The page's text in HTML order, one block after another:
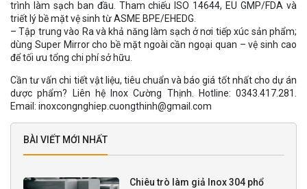
trình làm sạch ban đầu. Tham chiếu ISO 14644, EU GMP/FDA và
triết lý bề mặt vệ sinh từ ASME BPE/EHEDG.
– Tập trung vào Ra và khả năng làm sạch ở nơi tiếp xúc sản phẩm;
dùng Super Mirror cho bề mặt ngoài cần ngoại quan – vệ sinh cao
để tối ưu tổng chi phí sở hữu.
Cần tư vấn chi tiết vật liệu, tiêu chuẩn và báo giá tốt nhất cho dự án
dược phẩm? Liên hệ Inox Cường Thịnh. Hotline: 0343.417.281.
Email: inoxcongnghiep.cuongthinh@gmail.com
BÀI VIẾT MỚI NHẤT
Chiêu trò làm giả Inox 304 phổ